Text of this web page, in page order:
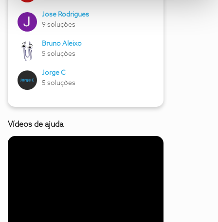
Jose Rodrigues
9 soluções
Bruno Aleixo
5 soluções
Jorge C
5 soluções
Vídeos de ajuda